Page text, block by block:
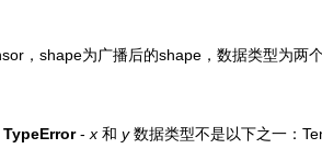
，shape为广播后的shape，数据类型为两
TypeError- x 和 y数据类型不是以下之一：